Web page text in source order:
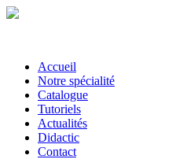
Accueil
Notre spécialité
Catalogue
Tutoriels
Actualités
Didactic
Contact